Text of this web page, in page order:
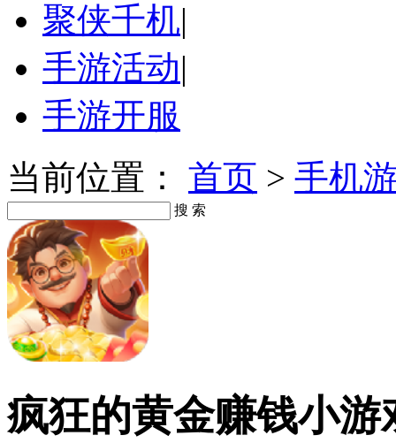
聚侠千机|
手游活动|
手游开服
当前位置： 首页 > 手机
搜 索
疯狂的黄金赚钱小游